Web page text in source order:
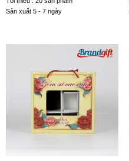
Sản xuất 5 - 7 ngày